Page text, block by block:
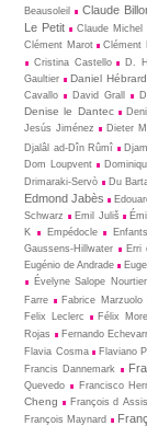
Beausoleil
Claude
Le Petit
Claude Michel
Clément Marot
Clément
Cristina Castello
D.
Gaultier
Daniel Hébrard
Cavallo
David Grall
Denise le Dantec
Jesús Jiménez
Dieter
Djalâl ad-Dîn Rûmî
Dom Loupvent
Drimaraki-Servò
Du
Edmond Jabès
Schwarz
Emil Juliš
K
Empédocle
Gaussens-Hillwater
Erri
Eugénio de Andrade
Évelyne Salope Nourtier
Farre
Fabrice Marzuolo
Felix Leclerc
Félix
Rojas
Fernando
Flavia Cosma Flaviano
Francis Dannemark
Quevedo
Francisco
Cheng
François d
François Maynard